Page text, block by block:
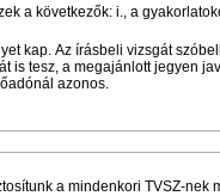
a következők: i., a
kap. Az írásbeli vizsgát
is tesz, a megajánlott jegyen
azonos.
a mindenkori TVSZ-nek